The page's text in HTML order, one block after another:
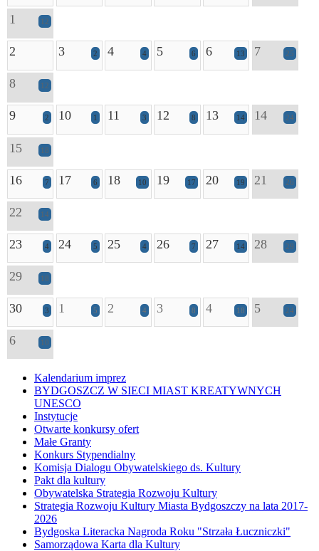
1 12
2 3 2 4 4 5 6 6 13 7 25
8 12
9 2 10 1 11 3 12 8 13 14 14 24
15 18
16 7 17 6 18 10 19 17 20 19 21 26
22 14
23 4 24 5 25 4 26 7 27 14 28 29
29 18
30 3 1 5 2 4 3 8 4 18 5 24
6 10
Kalendarium imprez
BYDGOSZCZ W SIECI MIAST KREATYWNYCH
UNESCO
Instytucje
Otwarte konkursy ofert
Małe Granty
Konkurs Stypendialny
Komisja Dialogu Obywatelskiego ds. Kultury
Pakt dla kultury
Obywatelska Strategia Rozwoju Kultury
Strategia Rozwoju Kultury Miasta Bydgoszczy na lata 2017-
2026
Bydgoska Literacka Nagroda Roku "Strzała Łuczniczki"
Samorządowa Karta dla Kultury